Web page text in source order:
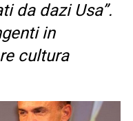
da dazi Usa”.
in
cultura